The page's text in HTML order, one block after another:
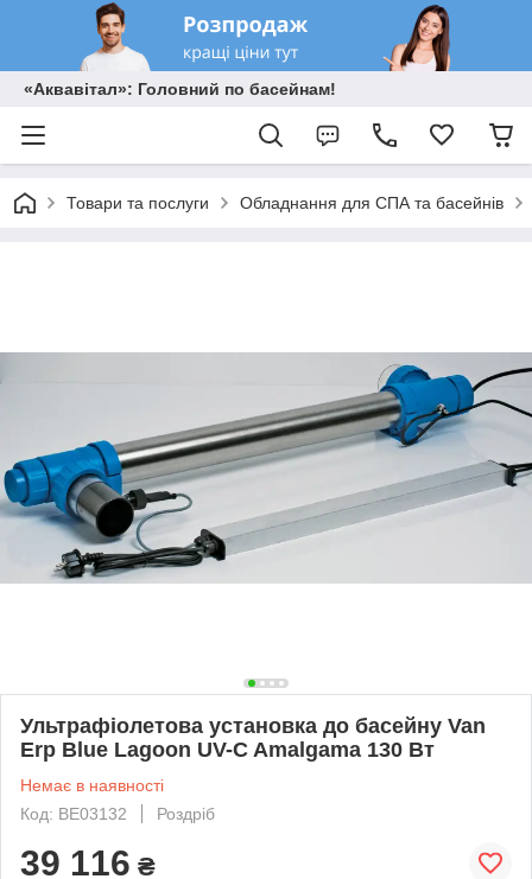
«Аквавітал»: Головний по басейнам!
Товари та послуги Обладнання для СПА та басейнів
Ультрафіолетова установка до басейну Van
Erp Blue Lagoon UV-C Amalgama 130 Вт
Немає в наявності
Код: BE03132
Роздріб
39 116 ₴